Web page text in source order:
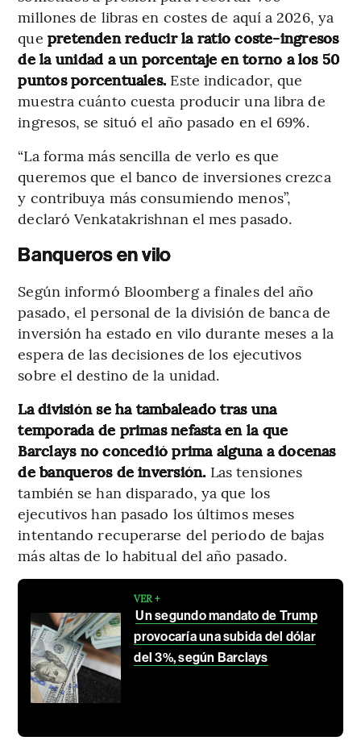
millones de libras en costes de aquí a 2026, ya
que pretenden reducir la ratio coste-ingresos
de la unidad a un porcentaje en torno a los 50
puntos porcentuales. Este indicador, que
muestra cuánto cuesta producir una libra de
ingresos, se situó el año pasado en el 69%.
“La forma más sencilla de verlo es que
queremos que el banco de inversiones crezca
y contribuya más consumiendo menos”,
declaró Venkatakrishnan el mes pasado.
Banqueros en vilo
Según informó Bloomberg a finales del año
pasado, el personal de la división de banca de
inversión ha estado en vilo durante meses a la
espera de las decisiones de los ejecutivos
sobre el destino de la unidad.
La división se ha tambaleado tras una
temporada de primas nefasta en la que
Barclays no concedió prima alguna a docenas
de banqueros de inversión. Las tensiones
también se han disparado, ya que los
ejecutivos han pasado los últimos meses
intentando recuperarse del periodo de bajas
más altas de lo habitual del año pasado.
VER +
Un segundo mandato de Trump
provocaría una subida del dólar
del 3%, según Barclays